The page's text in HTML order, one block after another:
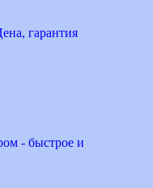
гарантия
- быстрое и